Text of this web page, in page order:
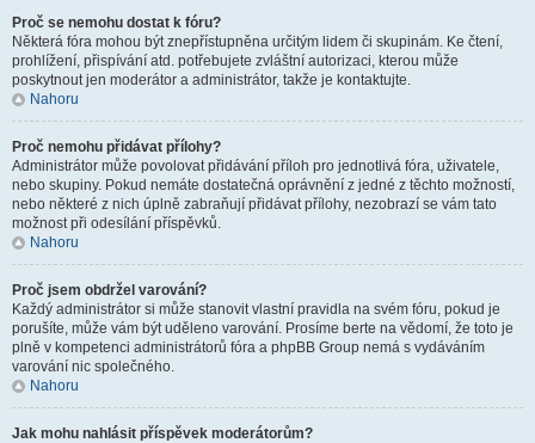
Proč se nemohu dostat k fóru?
Některá fóra mohou být znepřístupněna určitým lidem či skupinám. Ke čtení,
prohlížení, přispívání atd. potřebujete zvláštní autorizaci, kterou může
poskytnout jen moderátor a administrátor, takže je kontaktujte.
Nahoru
Proč nemohu přidávat přílohy?
Administrátor může povolovat přidávání příloh pro jednotlivá fóra, uživatele,
nebo skupiny. Pokud nemáte dostatečná oprávnění z jedné z těchto možností,
nebo některé z nich úplně zabraňují přidávat přílohy, nezobrazí se vám tato
možnost při odesílání příspěvků.
Nahoru
Proč jsem obdržel varování?
Každý administrátor si může stanovit vlastní pravidla na svém fóru, pokud je
porušíte, může vám být uděleno varování. Prosíme berte na vědomí, že toto je
plně v kompetenci administrátorů fóra a phpBB Group nemá s vydáváním
varování nic společného.
Nahoru
Jak mohu nahlásit příspěvek moderátorům?